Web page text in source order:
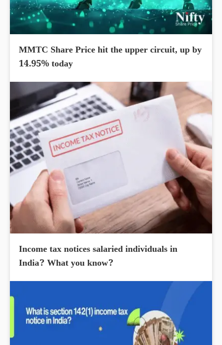
MMTC Share Price hit the upper circuit, up by
14.95% today
Income tax notices salaried individuals in
India? What you know?